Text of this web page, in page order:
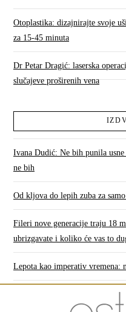
Otoplastika: dizajnirajte svoje
za 15-45 minuta
Dr Petar Dragić: laserska
slučajeve proširenih vena
Ivana Dudić: Ne bih punila
ne bih
Od kljova do lepih zuba za
Fileri nove generacije traju 18
ubrizgavate i koliko će vas to
Lepota kao imperativ vremena: